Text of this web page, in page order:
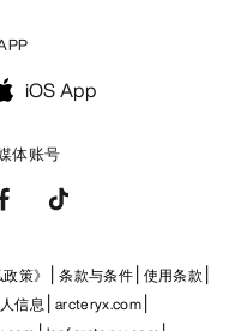
体账号
iOS App
政策》 条款与条件 使用条款
信息 arcteryx.com